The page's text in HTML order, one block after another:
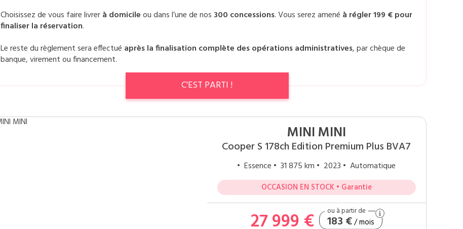
Choisissez de vous faire livrerà domicileou dans l’une de nos 300 concessions. Vous serez amené à régler 199 € pour
finaliser la réservation.
Le reste du règlement sera effectué après la finalisation complète des opérations administratives, par chèque de
banque, virement ou financement.
C'EST PARTI !
MINI MINI
Cooper S 178ch Edition Premium Plus BVA7
• Essence • 31 875 km • 2023 • Automatique
OCCASION EN STOCK • Garantie
27 999 € 183 €/ mois